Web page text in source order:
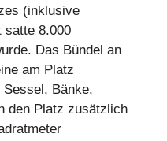
(inklusive
satte 8.000
Das Bündel an
am Platz
Bänke,
den Platz zusätzlich